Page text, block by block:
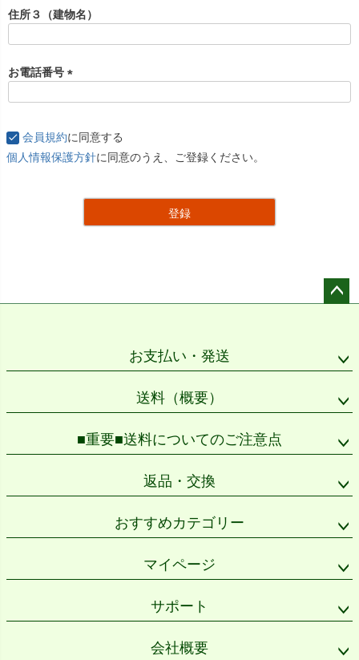
須
)
住所３（建物名）
お電話番号
)
会員規約に同意する
個人情報保護方針に同意のうえ、ご登録ください。
登録
お支払い・発送
送料（概要）
■重要■送料についてのご注意点
返品・交換
おすすめカテゴリー
マイページ
サポート
会社概要